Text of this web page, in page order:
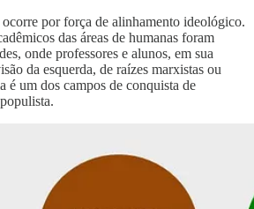
ocorre por força de alinhamento ideológico.
das áreas de humanas foram
onde professores e alunos, em sua
da esquerda, de raízes marxistas ou
é um dos campos de conquista de